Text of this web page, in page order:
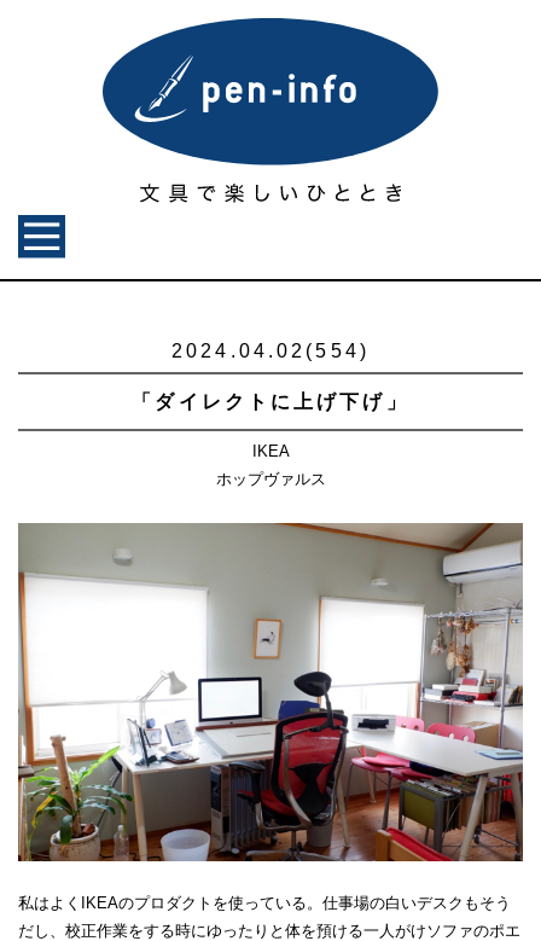
2024.04.02(554)
「ダイレクトに上げ下げ」
IKEA
ホップヴァルス
私はよくIKEAのプロダクトを使っている。仕事場の白いデスクもそう
だし、校正作業をする時にゆったりと体を預ける一人がけソファのポエ